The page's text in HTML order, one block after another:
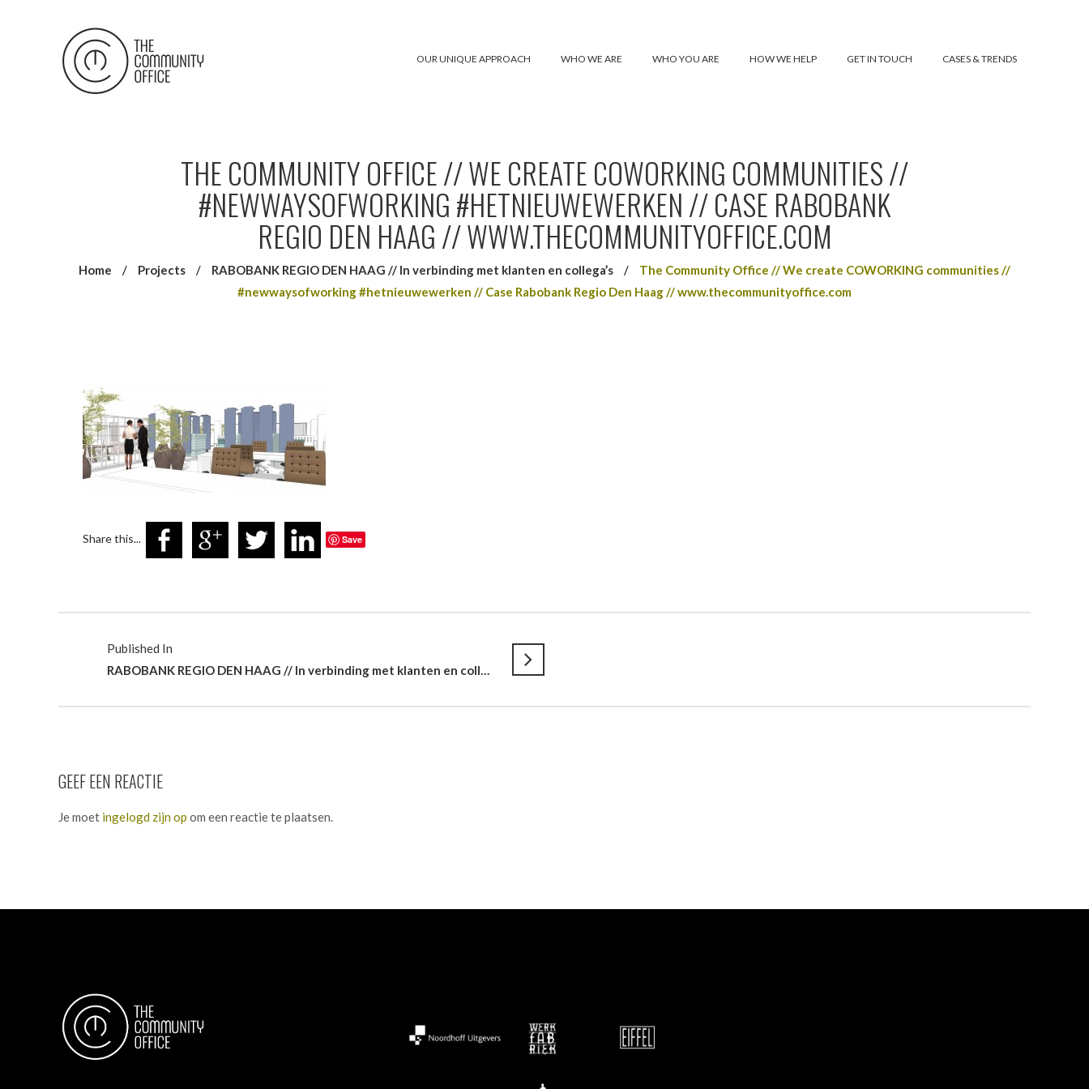
OUR UNIQUE APPROACH WHO WE ARE WHO YOU ARE HOW WE HELP GET IN TOUCH CASES & TRENDS
THE COMMUNITY OFFICE // WE CREATE COWORKING COMMUNITIES //
#NEWWAYSOFWORKING #HETNIEUWEWERKEN // CASE RABOBANK
REGIO DEN HAAG // WWW.THECOMMUNITYOFFICE.COM
Home / Projects / RABOBANK REGIO DEN HAAG // In verbinding met klanten en collega’s /
The Community Office // We create COWORKING communities //
#newwaysofworking #hetnieuwewerken // Case Rabobank Regio Den Haag // www.thecommunityoffice.com
Share this... Save
Published In
RABOBANK REGIO DEN HAAG // In verbinding met klanten en collega’s
GEEF EEN REACTIE
Je moet ingelogd zijn op om een reactie te plaatsen.